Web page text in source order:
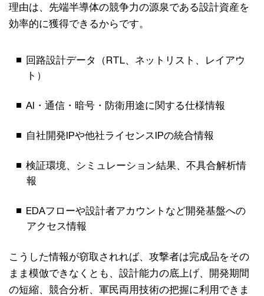
理由は、先端半導体の競争力の源泉である設計資産を
効率的に獲得できるからです。
回路設計データ（RTL、ネットリスト、レイアウ
ト）
AI・通信・暗号・防衛用途に関する仕様情報
自社開発IPや他社ライセンスIPの統合情報
検証環境、シミュレーション結果、不具合解析情
報
EDAフローや設計者アカウントなど開発基盤への
アクセス情報
こうした情報が窃取されれば、攻撃者は完成品をその
まま模倣できなくとも、設計能力の底上げ、開発期間
の短縮、競合分析、軍民両用技術の把握に利用できま